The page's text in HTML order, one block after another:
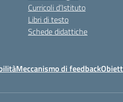
Curricoli d’Istituto
Libri di testo
Schede didattiche
Meccanismo di feedback